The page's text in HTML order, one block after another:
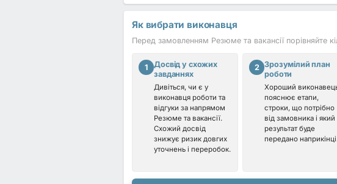
Як вибрати виконавця
Перед замовленням Резюме та вакансії порівняйте
1
Досвід у схожих
завданнях
Дивіться, чи є у
виконавця роботи та
відгуки за напрямом
Резюме та вакансії.
Схожий досвід
знижує ризик довгих
уточнень і переробок.
2 Зрозумілий план
роботи
Хороший
пояснює етапи,
строки, що потрібно
від замовника і який
результат буде
передано